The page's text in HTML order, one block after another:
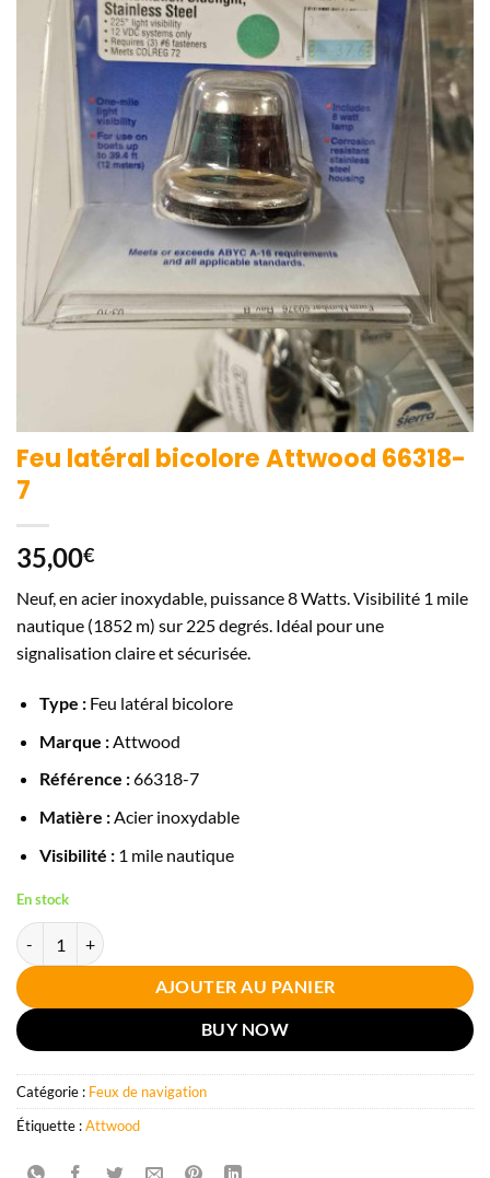
Feu latéral bicolore Attwood 66318-
7
35,00€
Neuf, en acier inoxydable, puissance 8 Watts. Visibilité 1 mile
nautique (1852 m) sur 225 degrés. Idéal pour une
signalisation claire et sécurisée.
Type :Feu latéral bicolore
Marque :Attwood
Référence :66318-7
Matière :Acier inoxydable
Visibilité :1 mile nautique
En stock
quantité de Feu latéral bicolore Attwood 66318-7
AJOUTER AU PANIER
BUY NOW
Catégorie : Feux de navigation
Étiquette :Attwood